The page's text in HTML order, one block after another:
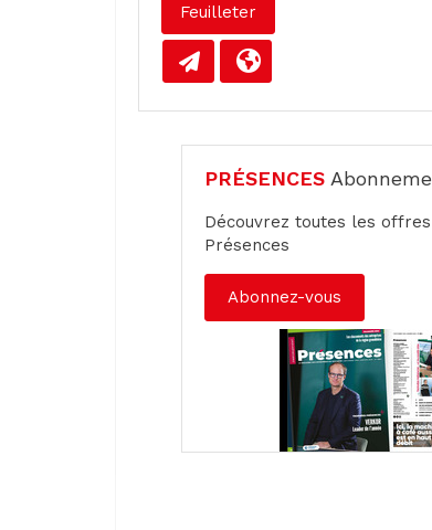
Feuilleter
PRÉSENCES
Découvrez toutes les
Présences
Abonnez-vous